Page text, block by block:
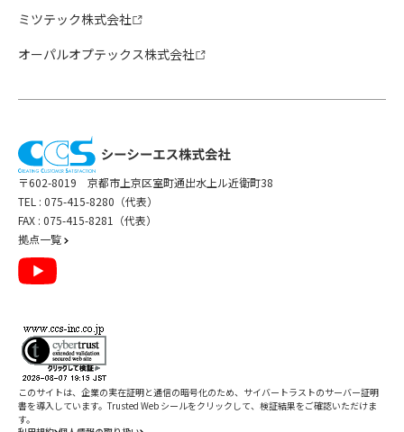
ミツテック株式会社
オーパルオプテックス株式会社
〒602-8019 京都市上京区室町通出水上ル近衛町38
TEL : 075-415-8280（代表）
FAX : 075-415-8281（代表）
拠点一覧
このサイトは、企業の実在証明と通信の暗号化のため、サイバートラストのサーバー証明
書を導入しています。Trusted Web シールをクリックして、検証結果をご確認いただけま
す。